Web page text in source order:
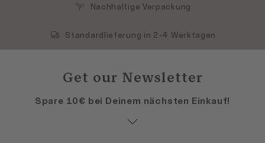
Nachhaltige Verpackung
Standardlieferung in 2-4 Werktagen
Get our Newsletter
Spare 10€ bei Deinem nächsten Einkauf!